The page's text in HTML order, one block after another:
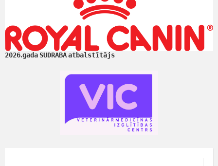
2026.gada SUDRABAatbalstītājs